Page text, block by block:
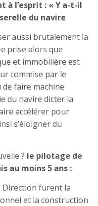
à l’esprit : « Y a-t-il
du navire
aussi brutalement la
prise alors que
et immobilière est
commise par le
faire machine
du navire dicter la
accélérer pour
s’éloigner du
? le pilotage de
au moins 5 ans :
Direction furent la
et la construction